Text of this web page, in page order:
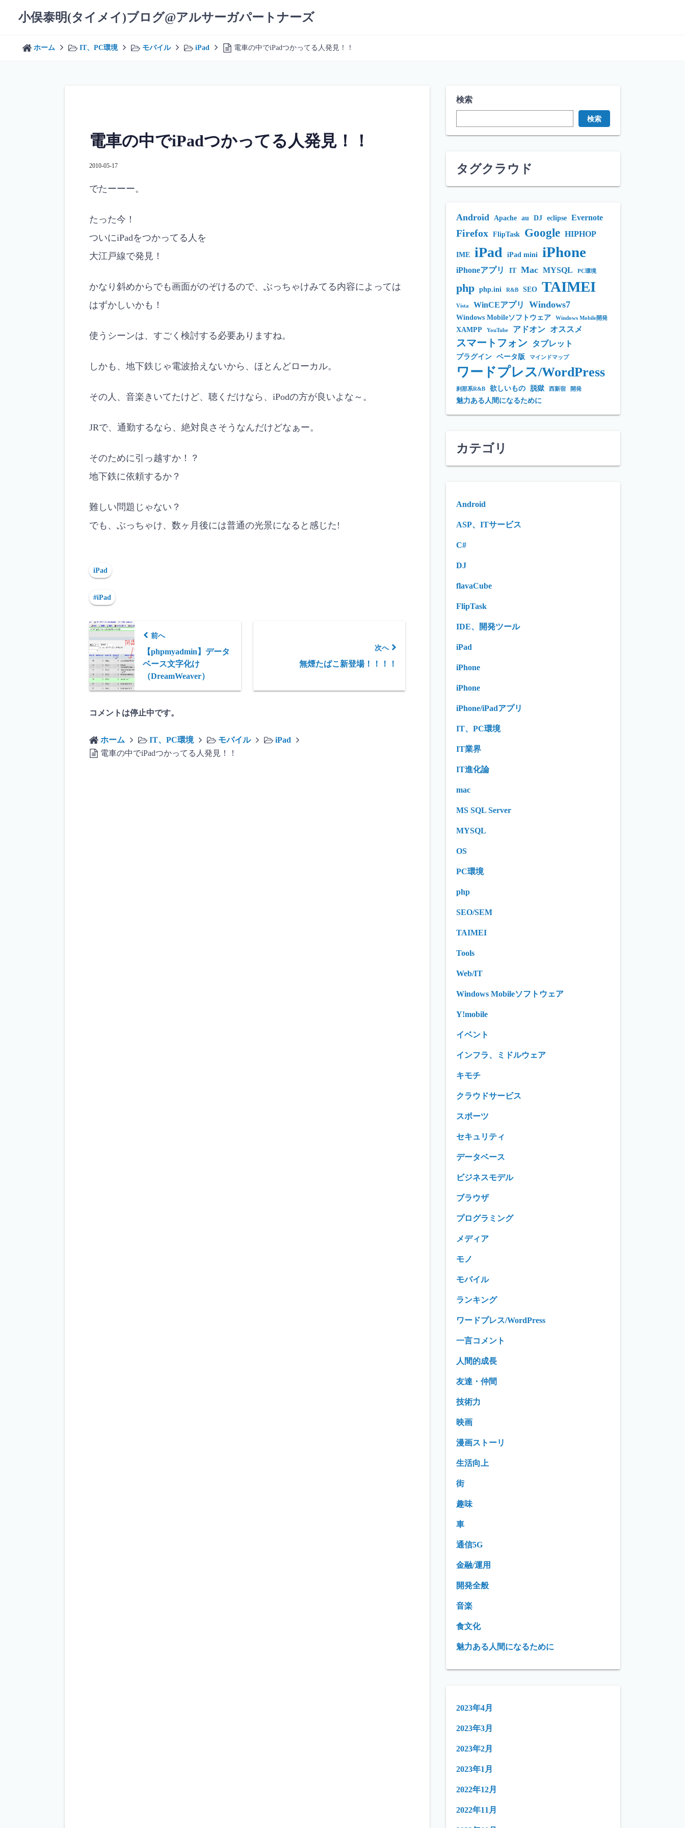
小俣泰明(タイメイ)ブログ@アルサーガパートナーズ
ホーム IT、PC環境 モバイル iPad 電車の中でiPadつかってる人発見！！
電車の中でiPadつかってる人発見！！
2010-05-17
でたーーー。
たった今！
ついにiPadをつかってる人を
大江戸線で発見！
かなり斜めからでも画面がのぞけるので、ぶっちゃけみてる内容によっては
はずかしいかも！
使うシーンは、すごく検討する必要ありますね。
しかも、地下鉄じゃ電波拾えないから、ほとんどローカル。
その人、音楽きいてたけど、聴くだけなら、iPodの方が良いよな～。
JRで、通勤するなら、絶対良さそうなんだけどなぁー。
そのために引っ越すか！？
地下鉄に依頼するか？
難しい問題じゃない？
でも、ぶっちゃけ、数ヶ月後には普通の光景になると感じた!
iPad
#iPad
前へ
【phpmyadmin】データ
ベース文字化け
（DreamWeaver）
次へ
無煙たばこ新登場！！！！
コメントは停止中です。
ホーム IT、PC環境 モバイル
iPad
電車の中でiPadつかってる人発見！！
検索
検索
タグクラウド
Android Apache au DJ eclipse Evernote
Firefox FlipTask Google HIPHOP
IME iPad iPad mini iPhone
iPhoneアプリ IT Mac MYSQL PC環境
php php.ini R&B SEO TAIMEI
Vista WinCEアプリ Windows7
Windows Mobileソフトウェア Windows Mobile開発
XAMPP YouTube アドオン オススメ
スマートフォン タブレット
プラグイン ベータ版 マインドマップ
ワードプレス/WordPress
刹那系R&B 欲しいもの 脱獄 西新宿 開発
魅力ある人間になるために
カテゴリ
Android
ASP、ITサービス
C#
DJ
flavaCube
FlipTask
IDE、開発ツール
iPad
iPhone
iPhone
iPhone/iPadアプリ
IT、PC環境
IT業界
IT進化論
mac
MS SQL Server
MYSQL
OS
PC環境
php
SEO/SEM
TAIMEI
Tools
Web/IT
Windows Mobileソフトウェア
Y!mobile
イベント
インフラ、ミドルウェア
キモチ
クラウドサービス
スポーツ
セキュリティ
データベース
ビジネスモデル
ブラウザ
プログラミング
メディア
モノ
モバイル
ランキング
ワードプレス/WordPress
一言コメント
人間的成長
友達・仲間
技術力
映画
漫画ストーリ
生活向上
街
趣味
車
通信5G
金融/運用
開発全般
音楽
食文化
魅力ある人間になるために
2023年4月
2023年3月
2023年2月
2023年1月
2022年12月
2022年11月